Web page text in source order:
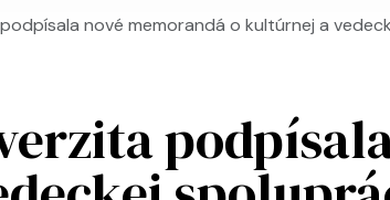
nové memorandá o kultúrnej a